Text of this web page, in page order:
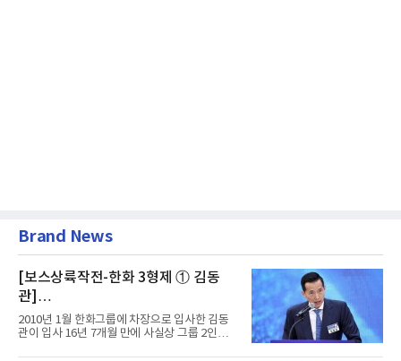
Brand News
[보스상륙작전-한화 3형제 ① 김동
관]
입사 16년 만에 수석부회장 … 경영승
계 ‘초읽기’
2010년 1월 한화그룹에 차장으로 입사한 김동
관이 입사 16년 7개월 만에 사실상 그룹 2인자